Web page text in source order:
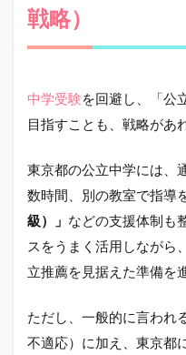
戦略）
中学受験 を回避し、「公
目指すことも、戦略があ
東京都の公立中学には、
数時間、別の教室で指導
級）」 などの支援体制も
スをうまく活用しながら
立推薦を見据えた準備を
ただし、一般的に言われ
不適応）に加え、東京都